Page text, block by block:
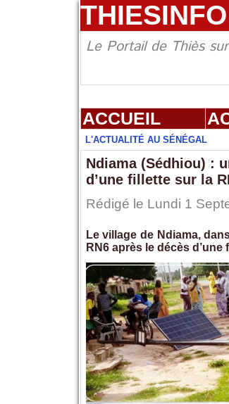
THIESINFO
Le Portail de Thiès
ACCUEIL
L'ACTUALITÉ AU SÉNÉGAL
Ndiama (Sédhiou) :
d’une fillette sur la
Rédigé le Lundi 1
Le village de Ndiama,
RN6 après le décès